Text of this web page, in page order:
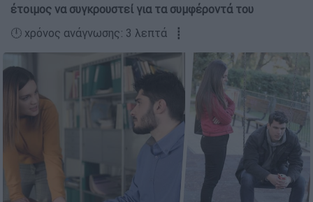
έτοιμος να συγκρουστεί για τα συμφέροντά του
🕛 χρόνος ανάγνωσης: 3 λεπτά ┋